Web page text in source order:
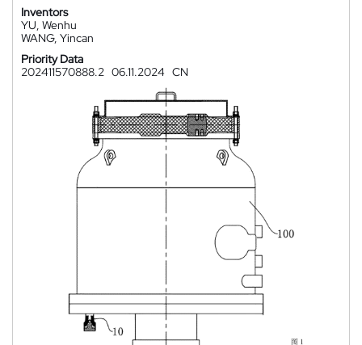
Inventors
YU, Wenhu
WANG, Yincan
Priority Data
202411570888.2 06.11.2024 CN